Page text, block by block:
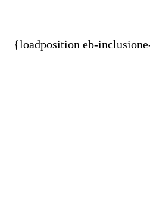
{loadposition eb-